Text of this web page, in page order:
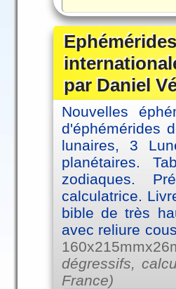
par Daniel
Nouvelles
d'éphémérides
lunaires, 3
planétaires.
zodiaques.
calculatrice.
bible de très
avec reliure
dégressifs,
France)